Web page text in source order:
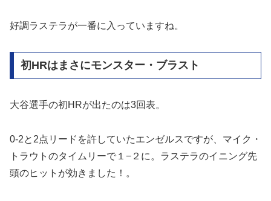
好調ラステラが一番に入っていますね。
初HRはまさにモンスター・ブラスト
大谷選手の初HRが出たのは3回表。
0-2と2点リードを許していたエンゼルスですが、マイク・
トラウトのタイムリーで１−２に。ラステラのイニング先
頭のヒットが効きました！。